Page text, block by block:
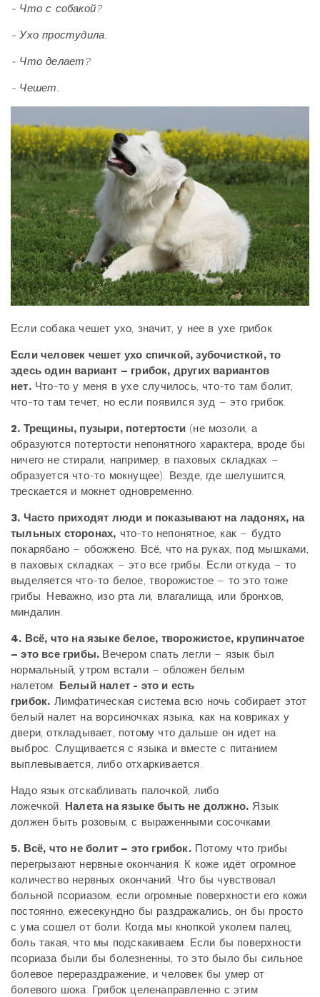
- Что с собакой?
- Ухо простудила.
- Что делает?
- Чешет.
Если собака чешет ухо, значит, у нее в ухе грибок.
Если человек чешет ухо спичкой, зубочисткой, то
здесь один вариант – грибок, других вариантов
нет.Что-то у меня в ухе случилось, что-то там болит,
что-то там течет, но если появился зуд – это грибок.
2. Трещины, пузыри, потертости (не мозоли, а
образуются потертости непонятного характера, вроде бы
ничего не стирали, например, в паховых складках –
образуется что-то мокнущее). Везде, где шелушится,
трескается и мокнет одновременно.
3. Часто приходят люди и показывают на ладонях, на
тыльных сторонах, что-то непонятное, как – будто
покарябано – обожжено. Всё, что на руках, под мышками,
в паховых складках – это все грибы. Если откуда – то
выделяется что-то белое, творожистое – то это тоже
грибы. Неважно, изо рта ли, влагалища, или бронхов,
миндалин.
4. Всё, что на языке белое, творожистое, крупинчатое
– это все грибы. Вечером спать легли – язык был
нормальный, утром встали – обложен белым
налетом. Белый налет - это и есть
грибок. Лимфатическая система всю ночь собирает этот
белый налет на ворсиночках языка, как на ковриках у
двери, откладывает, потому что дальше он идет на
выброс. Слущивается с языка и вместе с питанием
выплевывается, либо отхаркивается.
Надо язык отскабливать палочкой, либо
ложечкой. Налета на языке быть не должно. Язык
должен быть розовым, с выраженными сосочками.
5. Всё, что не болит – это грибок.Потому что грибы
перегрызают нервные окончания. К коже идёт огромное
количество нервных окончаний. Что бы чувствовал
больной псориазом, если огромные поверхности его кожи
постоянно, ежесекундно бы раздражались, он бы просто
с ума сошел от боли. Когда мы кнопкой уколем палец,
боль такая, что мы подскакиваем. Если бы поверхности
псориаза были бы болезненны, то это было бы сильное
болевое перераздражение, и человек бы умер от
болевого шока. Грибок целенаправленно с этим